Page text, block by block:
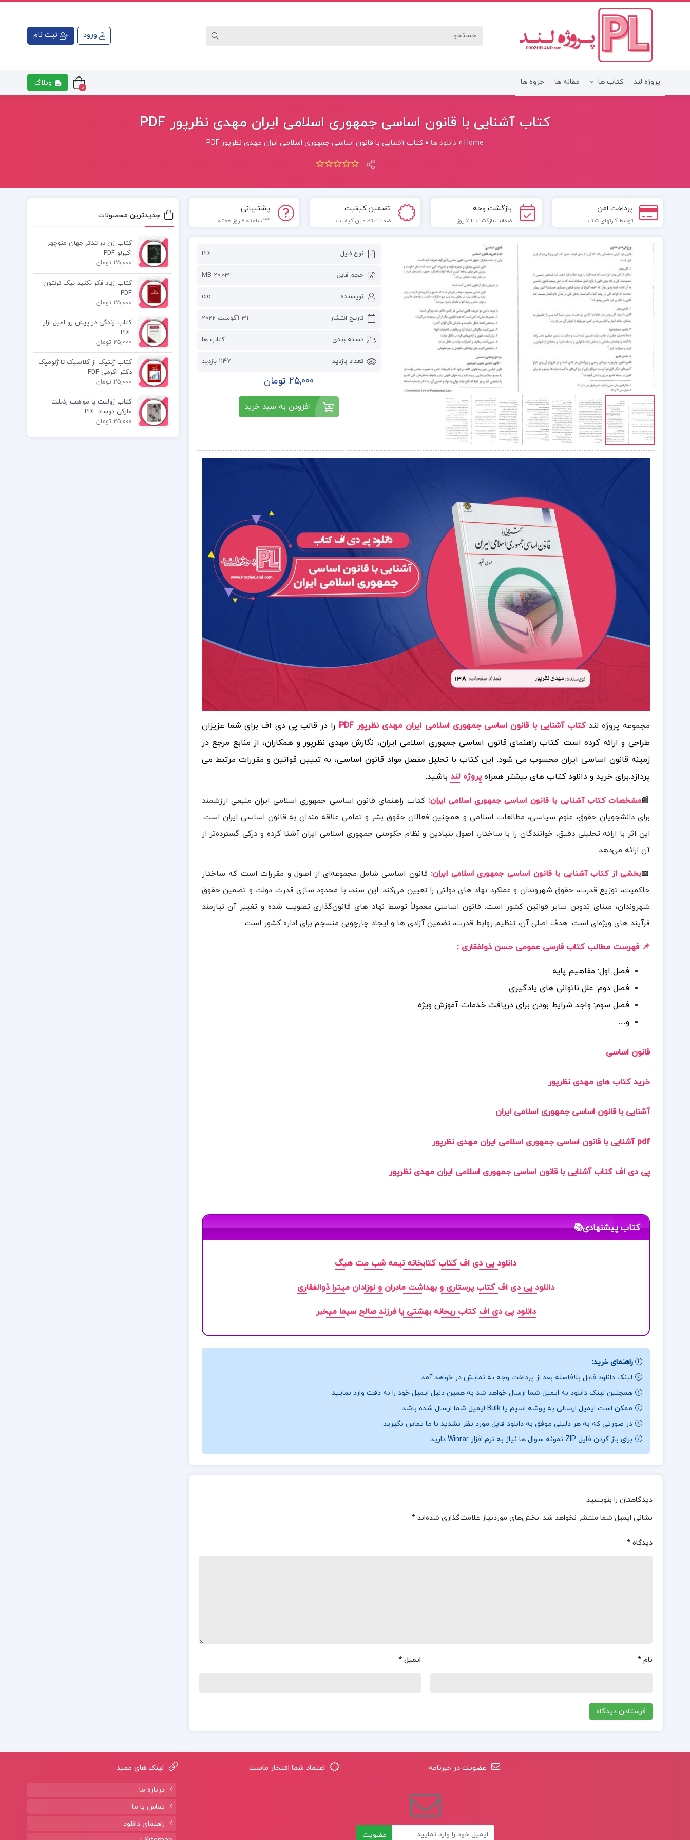
ورود ثبت نام
پروژه لند کتاب ها مقاله ها جزوه ها
0 وبلاگ
کتاب آشنایی با قانون اساسی جمهوری اسلامی ایران مهدی نظرپور PDF
Home
» دانلود ها »کتاب آشنایی با قانون اساسی جمهوری اسلامی ایران مهدی نظرپور PDF
پرداخت امن
توسط کارتهای شتاب
بازگشت وجه
ضمانت بازگشت تا 7 روز
تضمین کیفیت
ضمانت تضمین کیفیت
پشتیبانی
24 ساعته 7 روز هفته
نوع فایل PDF
حجم فایل 20.03 MB
نویسنده cio
تاریخ انتشار 31 آگوست 2022
دسته بندی کتاب ها
تعداد بازدید 1147 بازدید
25,000 تومان
افزودن به سبد خرید
مجموعه پروژه لندکتاب آشنایی با قانون اساسی جمهوری اسلامی ایران مهدی نظرپور PDF
را در قالب پی دی اف برای شما عزیزان
طراحی و ارائه کرده است. کتاب راهنمای قانون اساسی جمهوری اسلامی ایران، نگارش مهدی نظرپور و همکاران، از منابع مرجع در
زمینه قانون اساسی ایران محسوب می‌ شود. این کتاب با تحلیل مفصل مواد قانون اساسی، به تبیین قوانین و مقررات مرتبط می‌
پردازد.برای خرید و دانلود کتاب های بیشتر همراهپروژه لند باشید.
📰مشخصات کتاب آشنایی با قانون اساسی جمهوری اسلامی ایران:کتاب راهنمای قانون اساسی جمهوری اسلامی ایران منبعی ارزشمند
برای دانشجویان حقوق، علوم سیاسی، مطالعات اسلامی و همچنین فعالان حقوق بشر و تمامی علاقه‌ مندان به قانون اساسی ایران است.
این اثر با ارائه تحلیلی دقیق، خوانندگان را با ساختار، اصول بنیادین و نظام حکومتی جمهوری اسلامی ایران آشنا کرده و درکی گسترده‌تر از
آن ارائه می‌دهد.
📖بخشی از کتاب آشنایی با قانون اساسی جمهوری اسلامی ایران: قانون اساسی شامل مجموعه‌ای از اصول و مقررات است که ساختار
حاکمیت، توزیع قدرت، حقوق شهروندان و عملکرد نهاد های دولتی را تعیین می‌کند. این سند، با محدود سازی قدرت دولت و تضمین حقوق
شهروندان، مبنای تدوین سایر قوانین کشور است. قانون اساسی معمولاً توسط نهاد های قانون‌گذاری تصویب شده و تغییر آن نیازمند
فرآیند های ویژه‌ای است. هدف اصلی آن، تنظیم روابط قدرت، تضمین آزادی‌ ها و ایجاد چارچوبی منسجم برای اداره کشور است.
📌 فهرست مطالب کتاب فارسی عمومی حسن ذولفقاری :
فصل اول: مفاهیم پایه
فصل دوم: علل ناتوانی های یادگیری
فصل سوم: واجد شرایط بودن برای دریافت خدمات آموزش ویژه
و…
قانون اساسی
خرید کتاب های مهدی نظرپور
آشنایی با قانون اساسی جمهوری اسلامی ایران
pdf آشنایی با قانون اساسی جمهوری اسلامی ایران مهدی نظرپور
پی دی اف کتاب آشنایی با قانون اساسی جمهوری اسلامی ایران مهدی نظرپور
کتاب پیشنهادی📚
دانلود پی دی اف کتابکتابخانه نیمه شب مت هیگ
دانلود پی دی اف کتابپرستاری و بهداشت مادران و نوزادان میترا ذوالفقاری
دانلود پی دی اف کتابریحانه بهشتی یا فرزند صالح سیما میخبر
راهنمای خرید:
لینک دانلود فایل بلافاصله بعد از پرداخت وجه به نمایش در خواهد آمد.
همچنین لینک دانلود به ایمیل شما ارسال خواهد شد به همین دلیل ایمیل خود را به دقت وارد نمایید.
ممکن است ایمیل ارسالی به پوشه اسپم یا Bulk ایمیل شما ارسال شده باشد.
در صورتی که به هر دلیلی موفق به دانلود فایل مورد نظر نشدید با ما تماس بگیرید.
برای باز کردن فایل ZIP نمونه سوال ها نیاز به نرم افزار Winrar دارید.
دیدگاهتان را بنویسید
نشانی ایمیل شما منتشر نخواهد شد. بخش‌های موردنیاز علامت‌گذاری شده‌اند*
دیدگاه*
نام* ایمیل *
جدیدترین محصولات
کتاب زن در تئاتر جهان منوچهر
اکبرلو PDF
25,000 تومان
کتاب زیاد فکر نکنید نیک ترنتون
PDF
25,000 تومان
کتاب زندگی در پیش رو امیل اژار
PDF
25,000 تومان
کتاب ژنتیک از کلاسیک تا ژنومیک
دکتر اکرمی PDF
25,000 تومان
کتاب ژولیت یا مواهب رذیلت
مارکی دوساد PDF
25,000 تومان
عضویت در خبرنامه
ایمیل عضویت
اعتماد شما افتخار ماست لینک های مفید
درباره ما
تماس با ما
راهنمای دانلود